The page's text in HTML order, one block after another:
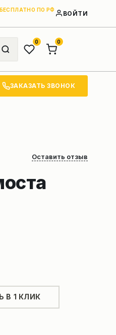
БЕСПЛАТНО ПО РФ ВОЙТИ
0 0
ЗАКАЗАТЬ ЗВОНОК
Оставить отзыв
В 1 КЛИК